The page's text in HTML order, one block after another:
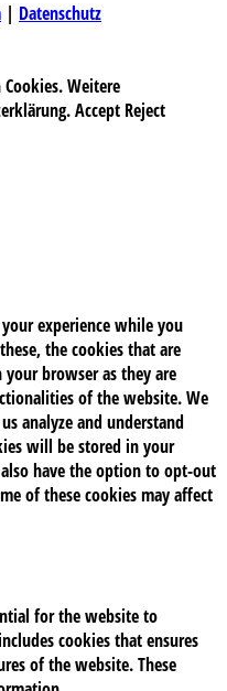
| Datenschutz
Weitere
Accept Reject
experience while you
the cookies that are
your browser as they are
of the website. We
analyze and understand
will be stored in your
have the option to opt-out
of these cookies may affect
for the website to
cookies that ensures
of the website. These